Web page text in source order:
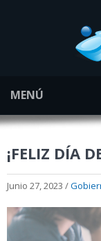
MENÚ
¡FELIZ DÍA
Junio 27, 2023 /